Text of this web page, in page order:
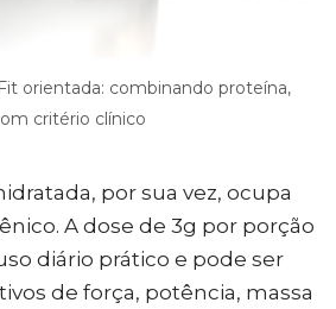
orientada: combinando proteína,
critério clínico
por sua vez, ocupa
A dose de 3g por porção
diário prático e pode ser
de força, potência, massa